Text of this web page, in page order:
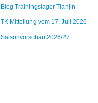
Blog Trainingslager Tianjin
TK Mitteilung vom 17. Juli 2026
Saisonvorschau 2026/27